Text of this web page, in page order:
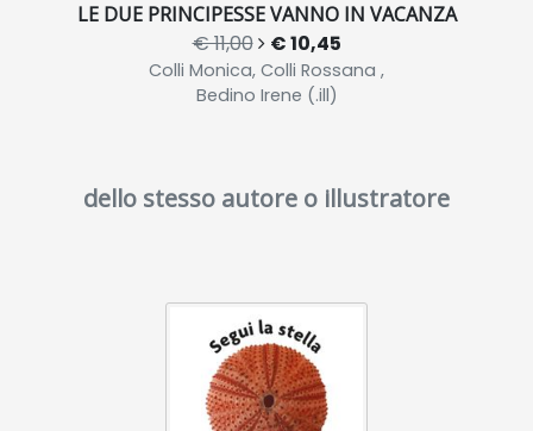
LE DUE PRINCIPESSE VANNO IN VACANZA
€ 11,00 € 10,45
Colli Monica, Colli Rossana ,
Bedino Irene (.ill)
dello stesso autore o illustratore